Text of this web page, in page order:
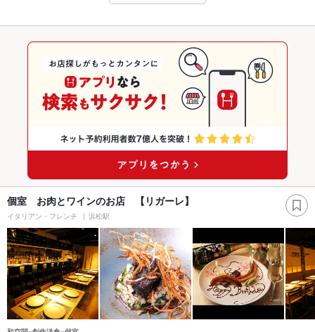
個室 お肉とワインのお店 【リガーレ】
イタリアン・フレンチ 浜松駅